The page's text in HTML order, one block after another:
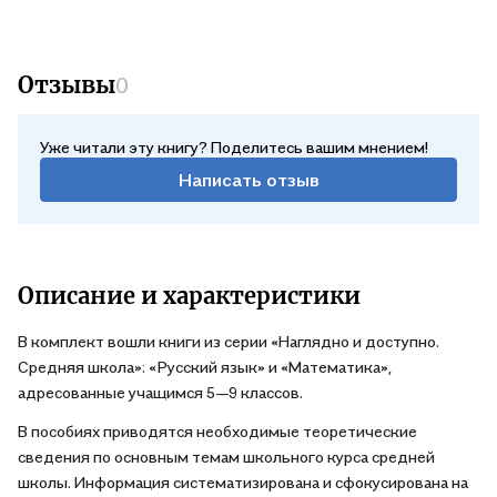
Отзывы0
Уже читали эту книгу? Поделитесь вашим мнением!
Написать отзыв
Описание и характеристики
В комплект вошли книги из серии «Наглядно и доступно.
Средняя школа»: «Русский язык» и «Математика»,
адресованные учащимся 5—9 классов.
В пособиях приводятся необходимые теоретические
сведения по основным темам школьного курса средней
школы. Информация систематизирована и сфокусирована на